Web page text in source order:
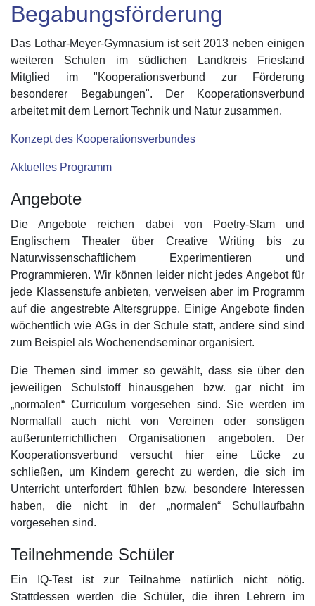
Begabungsförderung
Das Lothar-Meyer-Gymnasium ist seit 2013 neben einigen
weiteren Schulen im südlichen Landkreis Friesland
Mitglied im "Kooperationsverbund zur Förderung
besonderer Begabungen". Der Kooperationsverbund
arbeitet mit dem Lernort Technik und Natur zusammen.
Konzept des Kooperationsverbundes
Aktuelles Programm
Angebote
Die Angebote reichen dabei von Poetry-Slam und
Englischem Theater über Creative Writing bis zu
Naturwissenschaftlichem Experimentieren und
Programmieren. Wir können leider nicht jedes Angebot für
jede Klassenstufe anbieten, verweisen aber im Programm
auf die angestrebte Altersgruppe. Einige Angebote finden
wöchentlich wie AGs in der Schule statt, andere sind sind
zum Beispiel als Wochenendseminar organisiert.
Die Themen sind immer so gewählt, dass sie über den
jeweiligen Schulstoff hinausgehen bzw. gar nicht im
„normalen“ Curriculum vorgesehen sind. Sie werden im
Normalfall auch nicht von Vereinen oder sonstigen
außerunterrichtlichen Organisationen angeboten. Der
Kooperationsverbund versucht hier eine Lücke zu
schließen, um Kindern gerecht zu werden, die sich im
Unterricht unterfordert fühlen bzw. besondere Interessen
haben, die nicht in der „normalen“ Schullaufbahn
vorgesehen sind.
Teilnehmende Schüler
Ein IQ-Test ist zur Teilnahme natürlich nicht nötig.
Stattdessen werden die Schüler, die ihren Lehrern im